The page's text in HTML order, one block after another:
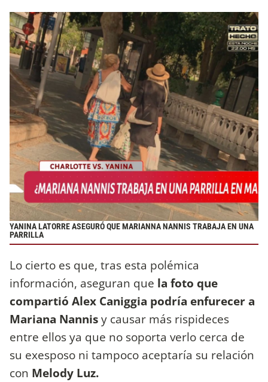
YANINA LATORRE ASEGURÓ QUE MARIANNA NANNIS TRABAJA EN UNA
PARRILLA
Lo cierto es que, tras esta polémica
información, aseguran que la foto que
compartió Alex Caniggia podría enfurecer a
Mariana Nannisy causar más rispideces
entre ellos ya que no soporta verlo cerca de
su exesposo ni tampoco aceptaría su relación
con Melody Luz.